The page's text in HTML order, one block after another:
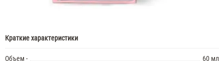
Краткие характеристики
Объем -
60 мл